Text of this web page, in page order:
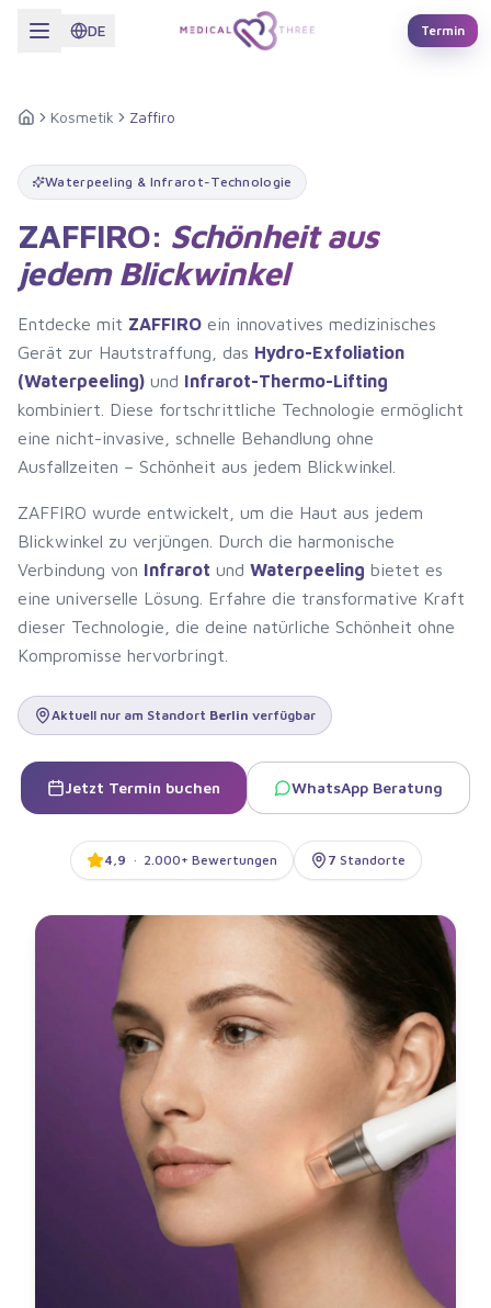
DE Termin
Startseite
Kosmetik Zaffiro
Waterpeeling & Infrarot-Technologie
ZAFFIRO: Schönheit aus
jedem Blickwinkel
Entdecke mit ZAFFIRO ein innovatives medizinisches
Gerät zur Hautstraffung, das Hydro-Exfoliation
(Waterpeeling) und Infrarot-Thermo-Lifting
kombiniert. Diese fortschrittliche Technologie ermöglicht
eine nicht-invasive, schnelle Behandlung ohne
Ausfallzeiten – Schönheit aus jedem Blickwinkel.
ZAFFIRO wurde entwickelt, um die Haut aus jedem
Blickwinkel zu verjüngen. Durch die harmonische
Verbindung von Infrarot und Waterpeeling bietet es
eine universelle Lösung. Erfahre die transformative Kraft
dieser Technologie, die deine natürliche Schönheit ohne
Kompromisse hervorbringt.
Aktuell nur am Standort Berlin verfügbar
Jetzt Termin buchen WhatsApp Beratung
4,9 · 2.000+ Bewertungen 7 Standorte